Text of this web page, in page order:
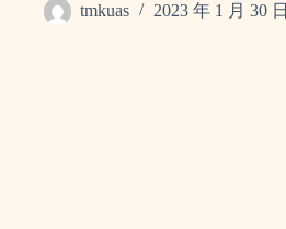
tmkuas 2023 年 1 月 30 日